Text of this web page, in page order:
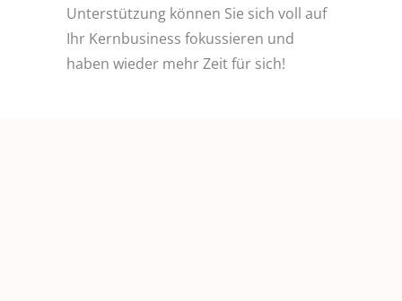
Unterstützung können Sie sich voll auf
Ihr Kernbusiness fokussieren und
haben wieder mehr Zeit für sich!